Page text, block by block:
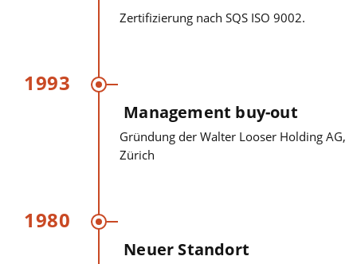
Zertifizierung nach SQS ISO 9002.
1993
Management buy-out
Gründung der Walter Looser Holding AG,
Zürich
1980
Neuer Standort